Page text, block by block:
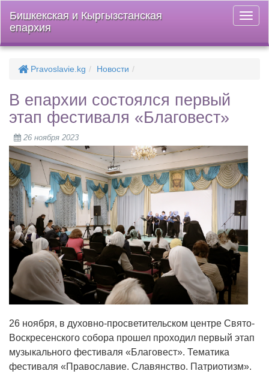
меню
Бишкекская и Кыргызстанская
епархия
Pravoslavie.kg Новости
В епархии состоялся первый
этап фестиваля «Благовест»
26 ноября 2023
26 ноября, в духовно-просветительском центре Свято-
Воскресенского собора прошел проходил первый этап
музыкального фестиваля «Благовест». Тематика
фестиваля «Православие. Славянство. Патриотизм».